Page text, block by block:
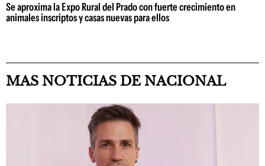
Se aproxima la Expo Rural del Prado con fuerte crecimiento en
animales inscriptos y casas nuevas para ellos
MAS NOTICIAS DE NACIONAL